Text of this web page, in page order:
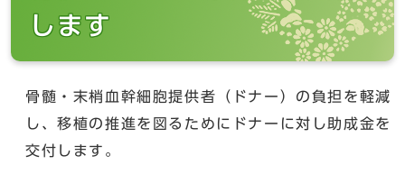
します
骨髄・末梢血幹細胞提供者（ドナー）の負担を軽減
し、移植の推進を図るためにドナーに対し助成金を
交付します。